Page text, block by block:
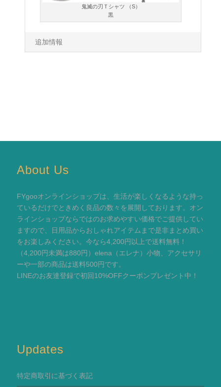
鬼滅の刃Ｔシャツ （S）
黒
追加情報
About Us
FYgooオンラインショップは、生活が楽しくなるような持っ
ているだけでときめく良品の数々を展開しております。オン
ラインショップならではのお求めやすい価格でご提供してい
ますので、日用品からおしゃれアイテムまで是非まとめ買い
をお楽しみください。今なら4,200円以上で送料無料！
（4,200円未満は880円）elena（エレナ）小物、アクセサリ
ーや一部の商品は送料500円です。
LINEのお友達登録で初回10%OFFクーポンプレゼント中！
Updates
特定商取引に基づく表記